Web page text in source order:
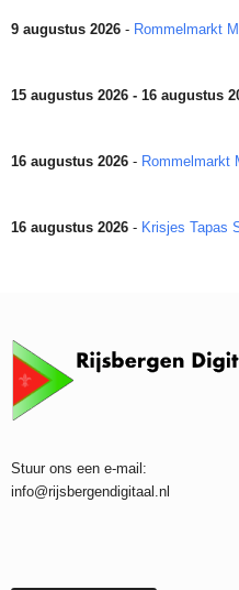
9 augustus 2026 - Rommelmarkt
15 augustus 2026 - 16 augustus
16 augustus 2026 - Rommelmarkt
16 augustus 2026 - Krisjes Tapas
Stuur ons een e-mail:
info@rijsbergendigitaal.nl